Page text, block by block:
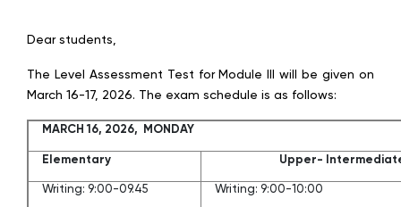
Dear students,
The Level Assessment Test for Module III will be given on
March 16-17, 2026. The exam schedule is as follows:
MARCH 16, 2026, MONDAY
Elementary
Upper-
Writing: 9:00-09.45 Writing: 9:00-10:00